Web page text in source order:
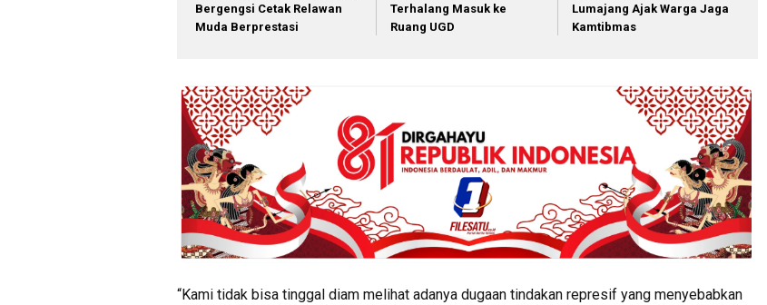
Bergengsi Cetak Relawan
Muda Berprestasi
Terhalang Masuk ke
Ruang UGD
Lumajang Ajak Warga Jaga
Kamtibmas
“Kami tidak bisa tinggal diam melihat adanya dugaan tindakan represif yang menyebabkan